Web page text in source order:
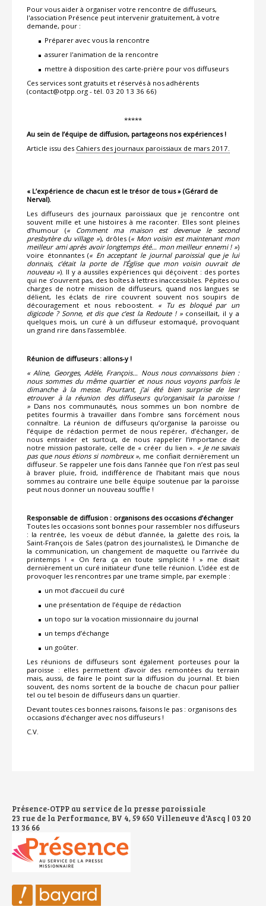
Pour vous aider à organiser votre rencontre de diffuseurs,
l'association Présence peut intervenir gratuitement, à votre
demande, pour :
Préparer avec vous la rencontre
assurer l'animation de la rencontre
mettre à disposition des carte-prière pour vos diffuseurs
Ces services sont gratuits et réservés à nos adhérents
(contact@otpp.org - tél. 03 20 13 36 66)
*****
Au sein de l’équipe de diffusion, partageons nos expériences !
Article issu des Cahiers des journaux paroissiaux de mars 2017.
« L’expérience de chacun est le trésor de tous » (Gérard de
Nerval).
Les diffuseurs des journaux paroissiaux que je rencontre ont
souvent mille et une histoires à me raconter. Elles sont pleines
d’humour (« Comment ma maison est devenue le second
presbytère du village »), drôles (« Mon voisin est maintenant mon
meilleur ami après avoir longtemps été… mon meilleur ennemi ! »)
voire étonnantes (« En acceptant le journal paroissial que je lui
donnais, c’était la porte de l’Église que mon voisin ouvrait de
nouveau »). Il y a aussiles expériences qui déçoivent : des portes
qui ne s’ouvrent pas, des boîtes à lettres inaccessibles. Pépites ou
charges de notre mission de diffuseurs, quand nos langues se
délient, les éclats de rire couvrent souvent nos soupirs de
découragement et nous reboostent. « Tu es bloqué par un
digicode ? Sonne, et dis que c’est la Redoute ! »conseillait, il y a
quelques mois, un curé à un diffuseur estomaqué, provoquant
un grand rire dans l’assemblée.
Réunion de diffuseurs : allons-y !
« Aline, Georges, Adèle, François… Nous nous connaissons bien :
nous sommes du même quartier et nous nous voyons parfois le
dimanche à la messe. Pourtant, j’ai été bien surprise de lesr
etrouver à la réunion des diffuseurs qu’organisait la paroisse !
» Dans nos communautés, nous sommes un bon nombre de
petites fourmis à travailler dans l’ombre sans forcément nous
connaître. La réunion de diffuseurs qu’organise la paroisse ou
l’équipe de rédaction permet de nous repérer, d’échanger, de
nous entraider et surtout, de nous rappeler l’importance de
notre mission pastorale, celle de « créer du lien ». « Je ne savais
pas que nous étions si nombreux », me confiait dernièrement un
diffuseur. Se rappeler une fois dans l’année que l’on n’est pas seul
à braver pluie, froid, indifférence de l’habitant mais que nous
sommes au contraire une belle équipe soutenue par la paroisse
peut nous donner un nouveau souffle !
Responsable de diffusion : organisons des occasions d’échanger
Toutes les occasions sont bonnes pour rassembler nos diffuseurs
: la rentrée, les voeux de début d’année, la galette des rois, la
Saint-François de Sales (patron des journalistes), le Dimanche de
la communication, un changement de maquette ou l’arrivée du
printemps ! « On fera ça en toute simplicité ! » me disait
dernièrement un curé initiateur d’une telle réunion. L’idée est de
provoquer les rencontres par une trame simple, par exemple :
un mot d’accueil du curé
une présentation de l’équipe de rédaction
un topo sur la vocation missionnaire du journal
un temps d’échange
un goûter.
Les réunions de diffuseurs sont également porteuses pour la
paroisse : elles permettent d’avoir des remontées du terrain
mais, aussi, de faire le point sur la diffusion du journal. Et bien
souvent, des noms sortent de la bouche de chacun pour pallier
tel ou tel besoin de diffuseurs dans un quartier.
Devant toutes ces bonnes raisons, faisons le pas : organisons des
occasions d’échanger avec nos diffuseurs !
C.V.
Présence-OTPP au service de la presse paroissiale
23 rue de la Performance, BV 4, 59 650 Villeneuve d'Ascq | 03 20
13 36 66